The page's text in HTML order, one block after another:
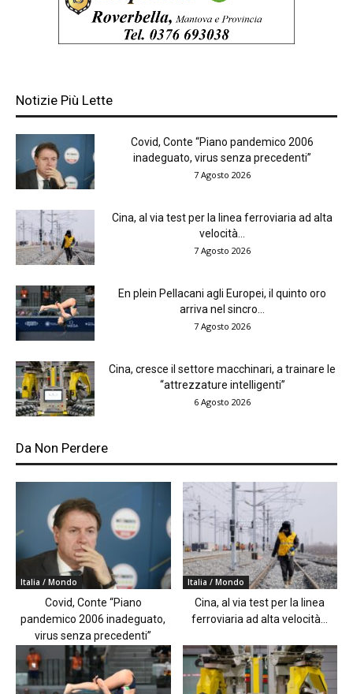
Notizie Più Lette
Covid, Conte “Piano pandemico 2006
inadeguato, virus senza precedenti”
7 Agosto 2026
Cina, al via test per la linea ferroviaria ad alta
velocità...
7 Agosto 2026
En plein Pellacani agli Europei, il quinto oro
arriva nel sincro...
7 Agosto 2026
Cina, cresce il settore macchinari, a trainare le
“attrezzature intelligenti”
6 Agosto 2026
Da Non Perdere
Italia / Mondo
Covid, Conte “Piano
pandemico 2006 inadeguato,
virus senza precedenti”
Italia / Mondo
Cina, al via test per la linea
ferroviaria ad alta velocità...